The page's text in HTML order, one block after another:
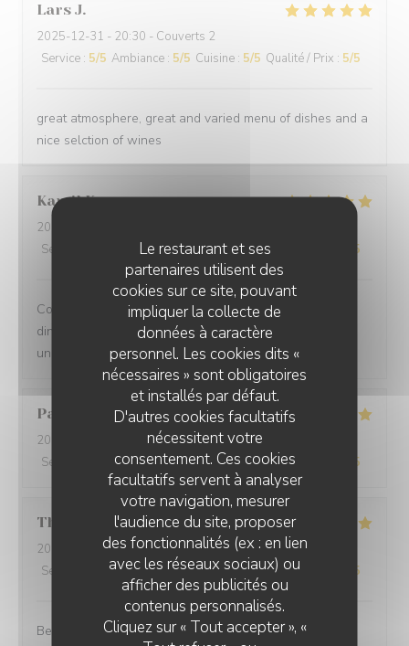
Le restaurant et ses
partenaires utilisent des
cookies sur ce site, pouvant
impliquer la collecte de
données à caractère
personnel. Les cookies dits «
nécessaires » sont obligatoires
et installés par défaut.
D'autres cookies facultatifs
nécessitent votre
consentement. Ces cookies
facultatifs servent à analyser
votre navigation, mesurer
l'audience du site, proposer
des fonctionnalités (ex : en lien
avec les réseaux sociaux) ou
afficher des publicités ou
contenus personnalisés.
Cliquez sur « Tout accepter », «
Lars J
2025-12-31 - 20:30 - Couverts 2
Service : 5/5 Ambiance : 5/5 Cuisine : 5/5 Qualité / Prix : 5/5
great atmosphere, great and varied menu of dishes and a
nice selction of wines
Kamil K
2025-12-31
Service
Ambiance:5/5 Cuisine:5/5 Qualité / Prix /5
Comprehensive restaurant with friendly service. The
dinner was tasty with fresh ingredients and served with
unexpected flavors.
Paolo
2025-12-29
- 20:00 - Couverts 2
Service
Ambiance:5/5 Cuisine: 5/5 Qualité / Prix /5
Thomas
2025-12-31- 20:00 - Couverts 2
Service
Ambiance : 5/5 Cuisine: 5/5 Qualité / Prix /5
Best cuisine in old Nice.